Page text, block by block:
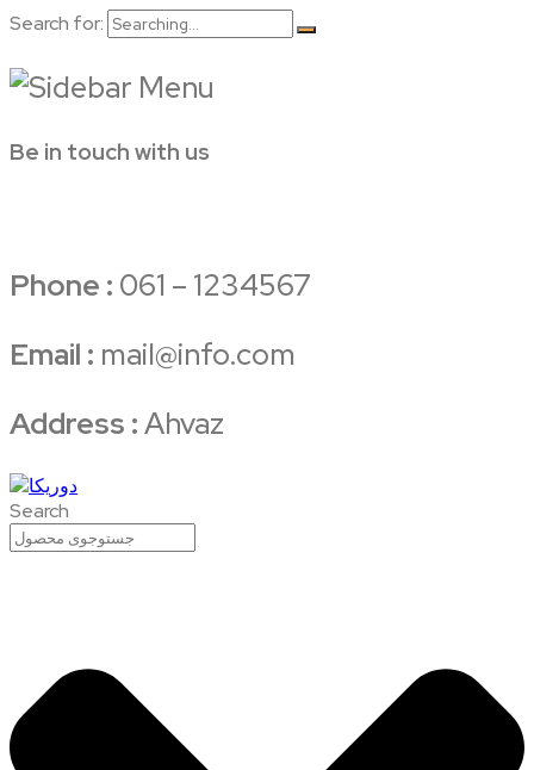
Search for:
Be in touch with us
Phone : 061 – 1234567
Email : mail@info.com
Address :Ahvaz
Search